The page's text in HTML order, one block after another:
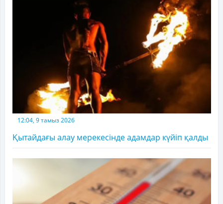
12:04, 9 тамыз 2026
Қытайдағы алау мерекесінде адамдар күйіп қалды